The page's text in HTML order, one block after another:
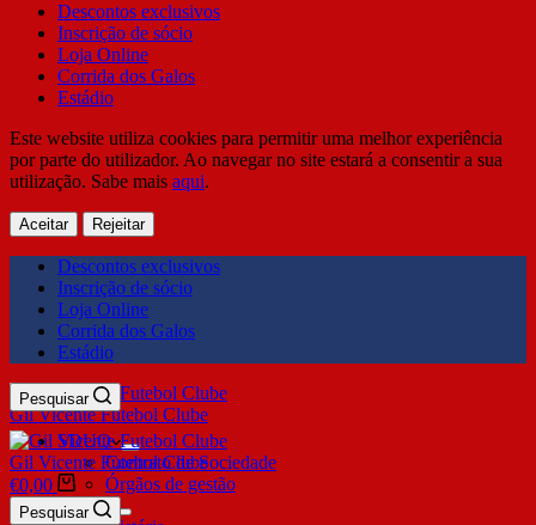
Descontos exclusivos
Inscrição de sócio
Loja Online
Corrida dos Galos
Estádio
Este website utiliza cookies para permitir uma melhor experiência
por parte do utilizador. Ao navegar no site estará a consentir a sua
utilização. Sabe mais aqui.
Aceitar Rejeitar
Descontos exclusivos
Inscrição de sócio
Loja Online
Corrida dos Galos
Estádio
Gil Vicente Futebol Clube
Pesquisar
SDUQ
Contrato de Sociedade
Órgãos de gestão
Clube
Gil Vicente Futebol Clube
€0,00
Pesquisar